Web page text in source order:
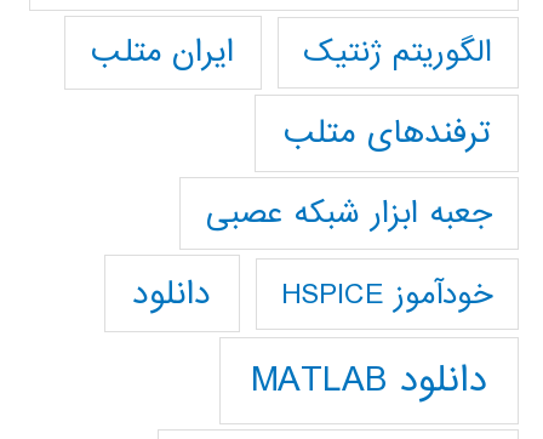
الگوریتم ژنتیک
ایران متلب
ترفندهای متلب
جعبه ابزار شبکه عصبی
خودآموز HSPICE دانلود
دانلود MATLAB